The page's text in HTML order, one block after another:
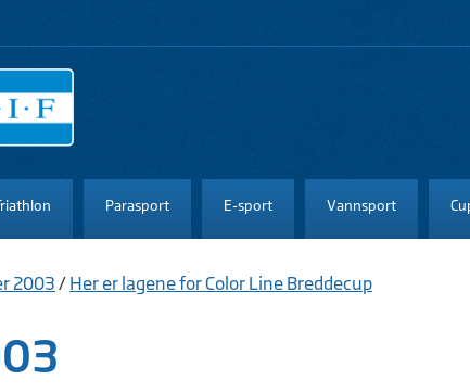
Parasport E-sport Vannsport
2003 / Her er lagene for Color Line Breddecup